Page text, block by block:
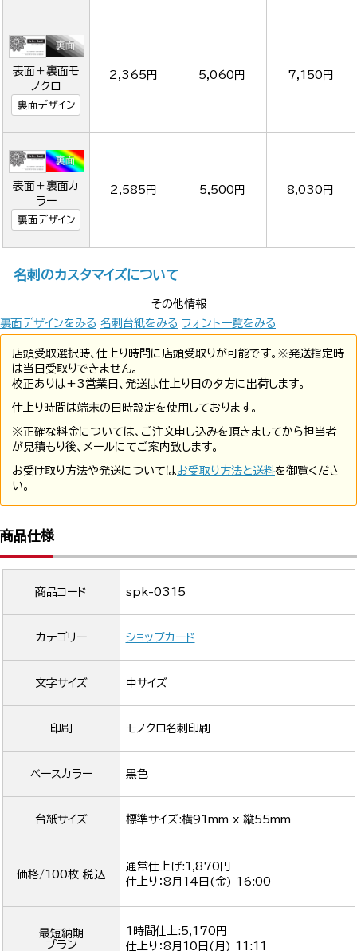
表面＋裏面モ
ノクロ
裏面デザイン
2,365円 5,060円 7,150円
表面＋裏面カ
ラー
裏面デザイン
2,585円 5,500円 8,030円
名刺のカスタマイズについて
その他情報
裏面デザインをみる 名刺台紙をみる フォント一覧をみる
店頭受取選択時、仕上り時間に店頭受取りが可能です。※発送指定時
は当日受取りできません。
校正ありは+3営業日、発送は仕上り日の夕方に出荷します。
仕上り時間は端末の日時設定を使用しております。
※正確な料金については、ご注文申し込みを頂きましてから担当者
が見積もり後、メールにてご案内致します。
お受け取り方法や発送についてはお受取り方法と送料を御覧くださ
い。
商品仕様
商品コード spk-0315
カテゴリー ショップカード
文字サイズ 中サイズ
印刷 モノクロ名刺印刷
ベースカラー 黒色
台紙サイズ 標準サイズ:横91mm x 縦55mm
価格/100枚 税込
通常仕上げ:1,870円
仕上り：8月14日(金) 16:00
最短納期
プラン
1時間仕上:5,170円
仕上り：8月10日(月) 11:11